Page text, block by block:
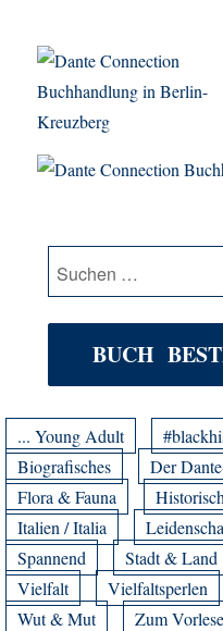
Dante
Suche
nach:
BUCH
... Young Adult
Biografisches
Der
Flora & Fauna
Italien / Italia
Spannend
Stadt & Land
Vielfalt
Vielfaltsperlen
Wut & Mut
Zum